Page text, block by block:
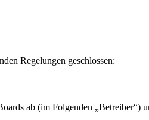
Regelungen geschlossen:
ab (im Folgenden „Betreiber“)